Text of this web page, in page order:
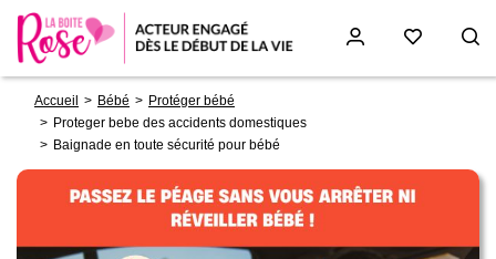
contenu
d'Ariane
Accueil Bébé
Protéger bébé
Proteger bebe des accidents domestiques
Baignade en toute sécurité pour bébé